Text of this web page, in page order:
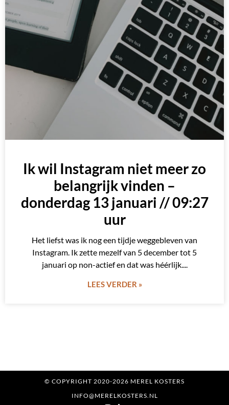
Ik wil Instagram niet meer zo
belangrijk vinden –
donderdag 13 januari // 09:27
uur
Het liefst was ik nog een tijdje weggebleven van
Instagram. Ik zette mezelf van 5 december tot 5
januari op non-actief en dat was héérlijk.
LEES VERDER »
© COPYRIGHT 2020-2026 MEREL KOSTERS
INFO@MERELKOSTERS.NL